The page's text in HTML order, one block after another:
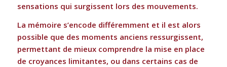
sensations qui surgissent lors des mouvements.
La mémoire s’encode différemment et il est alors
possible que des moments anciens ressurgissent,
permettant de mieux comprendre la mise en place
de croyances limitantes, ou dans certains cas de